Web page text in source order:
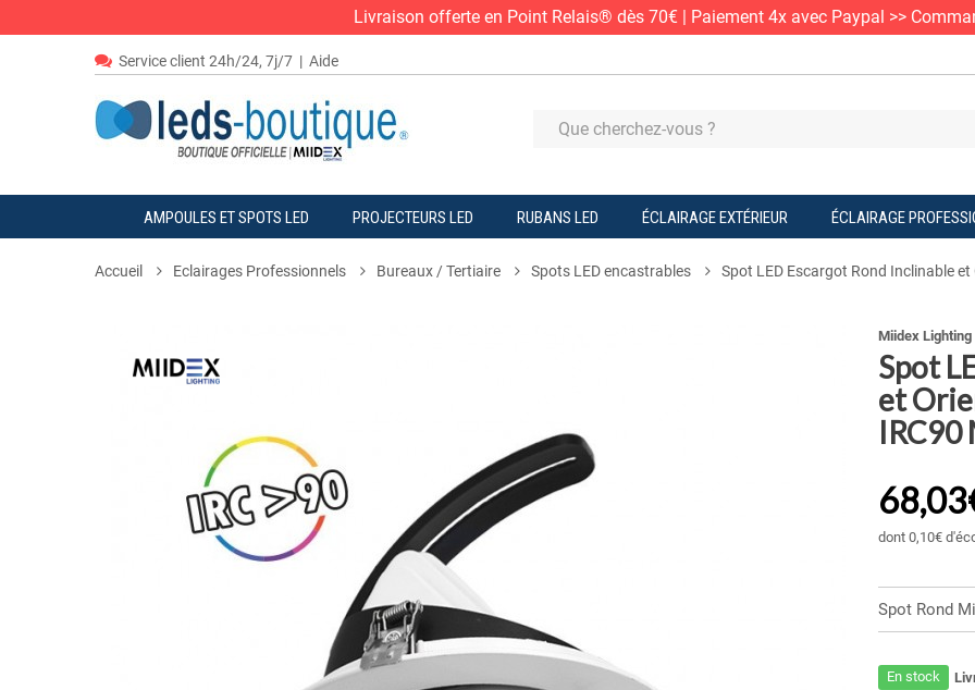
Livraison offerte en Point Relais® dès 70€ | Paiement 4x avec Paypal >>
Service client 24h/24, 7j/7 | Aide
AMPOULES ET SPOTS LED PROJECTEURS LED RUBANS LED ÉCLAIRAGE EXTÉRIEUR ÉCLAIRAGE
Accueil Eclairages Professionnels Bureaux / Tertiaire Spots LED encastrables Spot LED Escargot Rond Inclinable
Miidex Lighting
Spot
et
dont 0,10€
Spot Rond
En stock